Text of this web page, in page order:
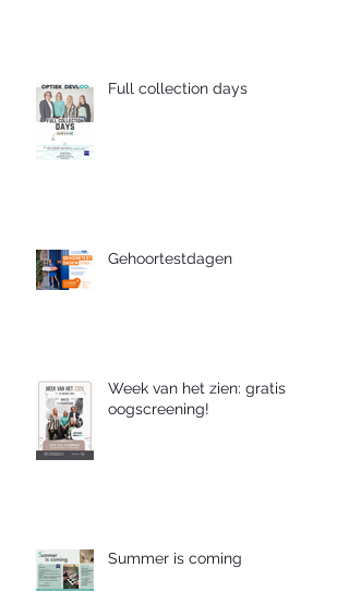
Full collection days
Gehoortestdagen
Week van het zien: gratis
oogscreening!
Summer is coming